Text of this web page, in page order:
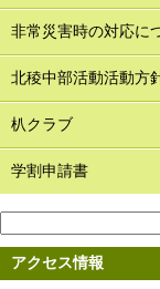
非常災害時の対応に
北稜中部活動活動方
朳クラブ
学割申請書
アクセス情報